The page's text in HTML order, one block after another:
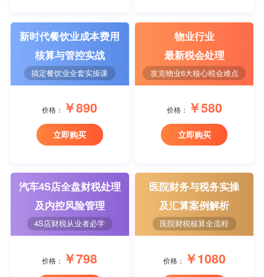
新时代餐饮业成本费用
核算与管控实战
搞定餐饮业全套实操课
价格： ￥890
立即购买
物业行业
最新税会处理
攻克物业6大核心税会难点
价格： ￥580
立即购买
汽车4S店全盘财税处理
及内控风险管理
4S店财税从业者必学
价格： ￥798
医院财务与税务实操
及汇算案例解析
医院财税核算全流程
价格： ￥1080